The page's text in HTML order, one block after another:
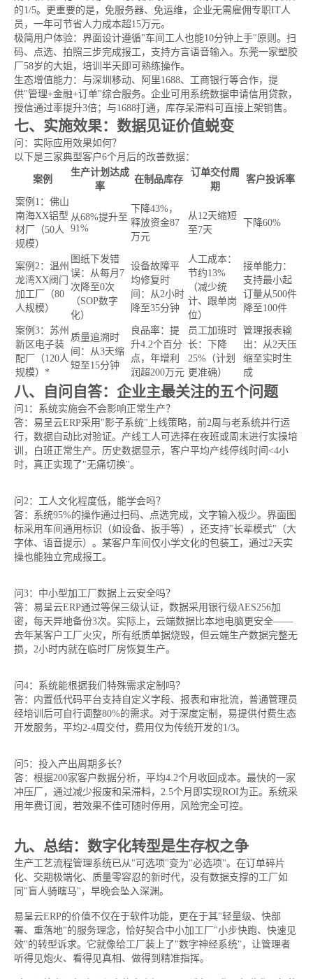
的1/5。更重要的是，免服务器、免运维，企业无需雇佣专职IT人
员，一年可节省人力成本超15万元。
极简用户体验：界面设计遵循"车间工人也能10分钟上手"原则。扫
码、点选、拍照三步完成报工，支持方言语音输入。东莞一家塑胶
厂58岁的大姐，培训半天即可熟练操作。
生态增值能力：与深圳移动、阿里1688、工商银行等合作，提
供"管理+金融+订单"综合服务。企业可用系统数据申请信用贷款，
授信通过率提升3倍；与1688打通，库存呆滞料可直接上架销售。
七、实施效果：数据见证价值蜕变
问：实际应用效果如何？
以下是三家典型客户6个月后的改善数据：
案例
生产计划达成
率
在制品库存
订单交付周
期
客户投诉率
案例1：佛山
南海XX铝型
材厂（50人
规模）
从68%提升至
91%
下降43%，
释放资金87
万元
从12天缩短
至7天
下降60%
案例2：温州
龙湾XX阀门
加工厂（80
人规模）
图纸下发错
误：从每月7
次降至0次
（SOP数字
化）
设备故障平
均修复时
间：从2小时
降至35分钟
人工成本：
节约13%
（减少统
计、跟单岗
位）
接单能力：
支持最小起
订量从500件
降至100件
案例3：苏州
新区电子装
配厂（120人
规模）*
质量追溯时
间：从3天缩
短至15分钟
良品率：提
升4.2个百分
点，年增利
润超200万元
员工加班时
长：下降
25%（计划
更准确）
管理报表输
出：从2天压
缩至实时生
成
八、自问自答：企业主最关注的五个问题
问1：系统实施会不会影响正常生产？
答：易呈云ERP采用"影子系统"上线策略，前2周与老系统并行运
行，数据自动比对验证。产线工人可选择在夜班或周末进行实操培
训，白班正常生产。历史数据显示，客户平均产线停线时间<4小
时，真正实现了"无痛切换"。
问2：工人文化程度低，能学会吗？
答：系统95%的操作通过扫码、点选完成，文字输入极少。界面图
标采用车间通用标识（如设备、扳手等），还支持"长辈模式"（大
字体、语音提示）。某客户车间仅小学文化的包装工，通过2天实
操也能独立完成报工。
问3：中小型加工厂数据上云安全吗？
答：易呈云ERP通过等保三级认证，数据采用银行级AES256加
密，每天异地备份3次。实际上，云端数据比本地电脑更安全——
去年某客户工厂火灾，所有纸质单据烧毁，但云端生产数据完整无
损，2小时内就在临时厂房恢复生产。
问4：系统能根据我们特殊需求定制吗？
答：内置低代码平台支持自定义字段、报表和审批流，普通管理员
经培训后可自行调整80%的需求。对于深度定制，易提供付费生态
开发服务，平均2-4周交付，费用仅为传统开发的1/3。
问5：投入产出周期多长？
答：根据200家客户数据分析，平均4.2个月收回成本。最快的一家
冲压厂，通过减少报废和呆滞料，2.5个月即实现ROI为正。系统采
用年费订阅，若效果不佳可随时停用，风险完全可控。
九、总结：数字化转型是生存权之争
生产工艺流程管理系统已从"可选项"变为"必选项"。在订单碎片
化、交期极端化、质量零容忍的新时代，没有数据支撑的工厂如
同"盲人骑瞎马"，早晚会坠入深渊。
易呈云ERP的价值不仅在于软件功能，更在于其"轻量级、快部
署、重落地"的服务理念，恰好契合中小加工厂"小步快跑、快速见
效"的转型诉求。它就像给工厂装上了"数字神经系统"，让管理者
听得见炮火、看得见真相、做得到精准指挥。